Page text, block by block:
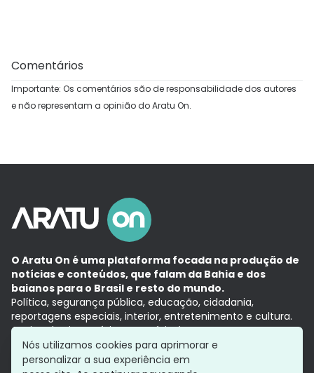
Comentários
Importante: Os comentários são de responsabilidade dos autores
e não representam a opinião do Aratu On.
O Aratu On é uma plataforma focada na produção de
notícias e conteúdos, que falam da Bahia e dos
baianos para o Brasil e resto do mundo.
Política, segurança pública, educação, cidadania,
reportagens especiais, interior, entretenimento e cultura.
Aqui, tudo vira notícia e a notícia é no tempo presente,
com a credibilidade do Grupo Aratu.
Grupo Aratu
Política de privacidade
Nós utilizamos cookies para aprimorar e
personalizar a sua experiência em